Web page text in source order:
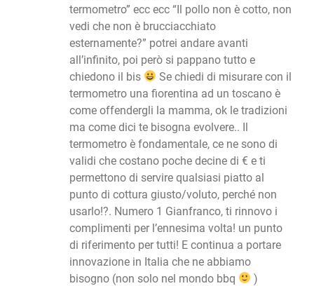
termometro” ecc ecc “Il pollo non è cotto, non
vedi che non è brucciacchiato
esternamente?” potrei andare avanti
all’infinito, poi però si pappano tutto e
chiedono il bis
Se chiedi di misurare con il
termometro una fiorentina ad un toscano è
come offendergli la mamma, ok le tradizioni
ma come dici te bisogna evolvere.. Il
termometro è fondamentale, ce ne sono di
validi che costano poche decine di € e ti
permettono di servire qualsiasi piatto al
punto di cottura giusto/voluto, perché non
usarlo!?. Numero 1 Gianfranco, ti rinnovo i
complimenti per l’ennesima volta! un punto
di riferimento per tutti! E continua a portare
innovazione in Italia che ne abbiamo
bisogno (non solo nel mondo bbq
)